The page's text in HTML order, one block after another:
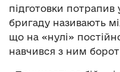
підготовки потрапив
бригаду називають
що на «нулі»
навчився з ним